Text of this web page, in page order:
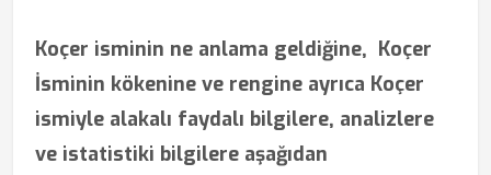
Koçer isminin ne anlama geldiğine, Koçer
İsminin kökenine ve rengine ayrıca Koçer
ismiyle alakalı faydalı bilgilere, analizlere
ve istatistiki bilgilere aşağıdan